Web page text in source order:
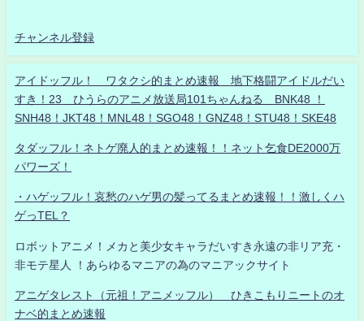
チャンネル登録
アイドッフル！ ワタクシ的まとめ速報 地下格闘アイドルだい
すき！23 ひうらのアニメ放送局101ちゃんねる BNK48 ！
SNH48！JKT48！MNL48！SGO48！GNZ48！STU48！SKE48
タダッフル！ネトゲ廃人的まとめ速報！！ネット乞食DE2000万
パワーズ！
・ハゲッフル！哀愁のハゲ男の髪ってるまとめ速報！！激しくハ
ゲっTEL？
ロボットアニメ！メカと美少女キャラだいすき永遠の非リア充・
非モテ星人 ！あらゆるマニアの為のマニアックサイト
アニゲタレスト（元祖！アニメッフル） ひきこもりニートのオ
ナベ的まとめ速報